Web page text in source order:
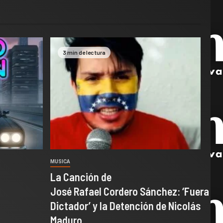
3 min de lectura
MUSICA
La Canción de
José Rafael Cordero Sánchez: ‘Fuera
Dictador’ y la Detención de Nicolás
Maduro